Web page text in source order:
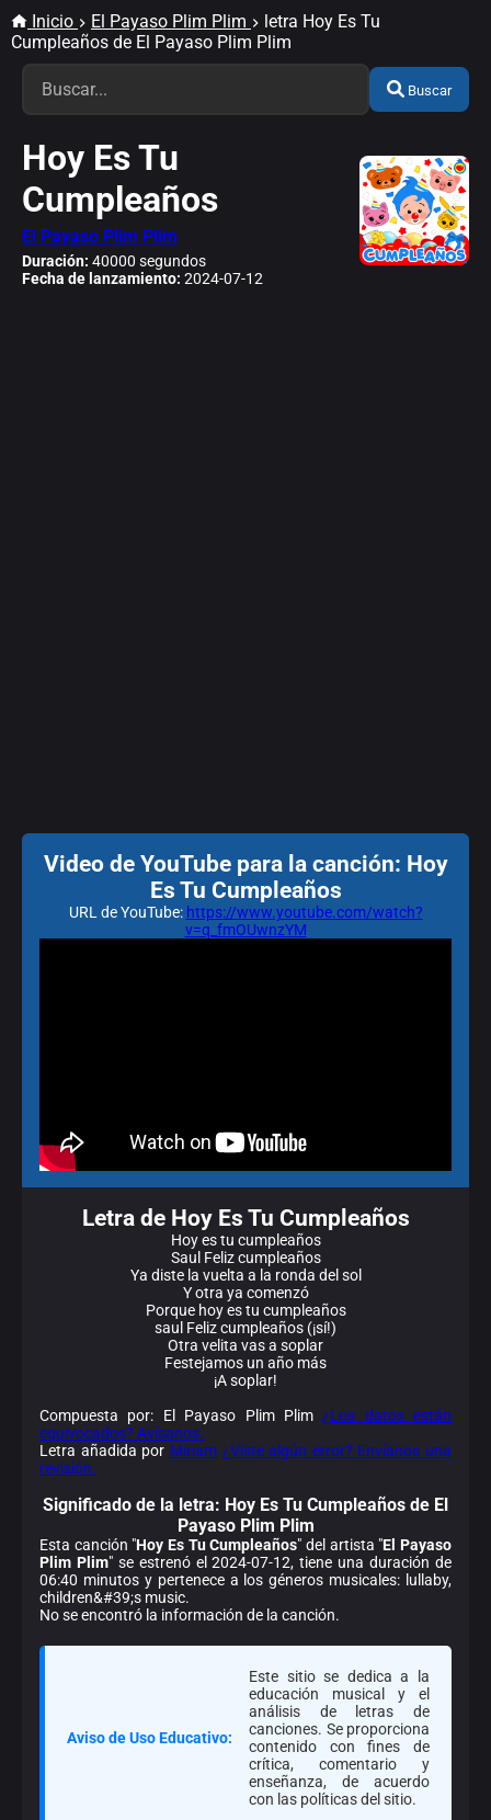
Inicio El Payaso Plim Plim
letra Hoy Es Tu
Cumpleaños de El Payaso Plim Plim
Buscar
Hoy Es Tu
Cumpleaños
El Payaso Plim Plim
Duración: 40000 segundos
Fecha de lanzamiento: 2024-07-12
Video de YouTube para la canción: Hoy
Es Tu Cumpleaños
URL de YouTube: https://www.youtube.com/watch?
v=q_fmOUwnzYM
Letra de Hoy Es Tu Cumpleaños
Hoy es tu cumpleaños
Saul Feliz cumpleaños
Ya diste la vuelta a la ronda del sol
Y otra ya comenzó
Porque hoy es tu cumpleaños
saul Feliz cumpleaños (¡sí!)
Otra velita vas a soplar
Festejamos un año más
¡A soplar!
Compuesta por: El Payaso Plim Plim¿Los datos están
equivocados? Avísanos.
Letra añadida por Miriam ¿Viste algún error? Envíanos una
revisión.
Significado de la letra: Hoy Es Tu Cumpleaños de El
Payaso Plim Plim
Esta canción "Hoy Es Tu Cumpleaños" del artista "El Payaso
Plim Plim" se estrenó el 2024-07-12, tiene una duración de
06:40 minutos y pertenece a los géneros musicales: lullaby,
children&#39;s music.
No se encontró la información de la canción.
Aviso de Uso Educativo:
Este sitio se dedica a la
educación musical y el
análisis de letras de
canciones. Se proporciona
contenido con fines de
crítica, comentario y
enseñanza, de acuerdo
con las políticas del sitio.